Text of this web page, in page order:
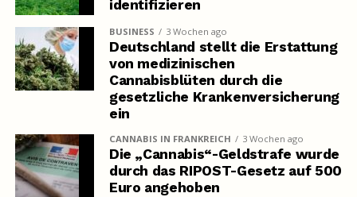
identifizieren
BUSINESS 3 Wochen ago
Deutschland stellt die Erstattung
von medizinischen
Cannabisblüten durch die
gesetzliche Krankenversicherung
ein
CANNABIS IN FRANKREICH 3 Wochen ago
Die „Cannabis“-Geldstrafe wurde
durch das RIPOST-Gesetz auf 500
Euro angehoben